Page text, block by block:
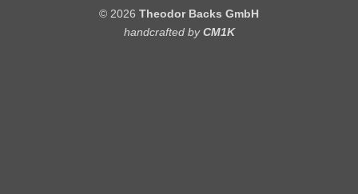
© 2026 Theodor Backs GmbH
handcrafted byCM1K